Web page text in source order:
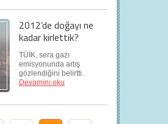
2012’de doğayı ne
kadar kirlettik?
TÜİK, sera gazı
emisyonunda artış
gözlendiğini belirtti.
Devamını oku